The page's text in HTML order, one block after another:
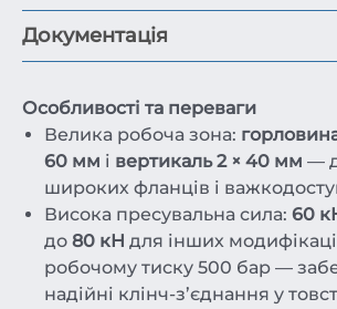
Документація
Особливості та переваги
Велика робоча зона:
60 мм і вертикаль 2 × 40 мм —
широких фланців і
Висока пресувальна сила: 60
до 80 кН для інших
робочому тиску 500 бар —
надійні клінч-з’єднання у